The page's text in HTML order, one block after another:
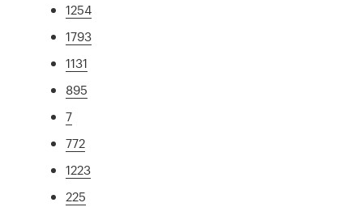
1254
1793
1131
895
7
772
1223
225